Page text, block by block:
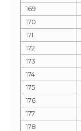
169
170
171
172
173
174
175
176
177
178